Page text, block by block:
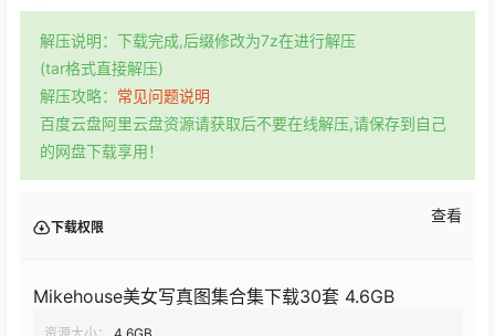
解压说明：下载完成,后缀修改为7z在进行解压
(tar格式直接解压)
解压攻略： 常见问题说明
百度云盘阿里云盘资源请获取后不要在线解压,请保存到自己
的网盘下载享用！
下载权限
查看
Mikehouse美女写真图集合集下载30套 4.6GB